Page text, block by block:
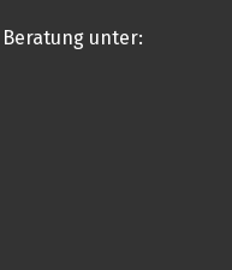
unter: